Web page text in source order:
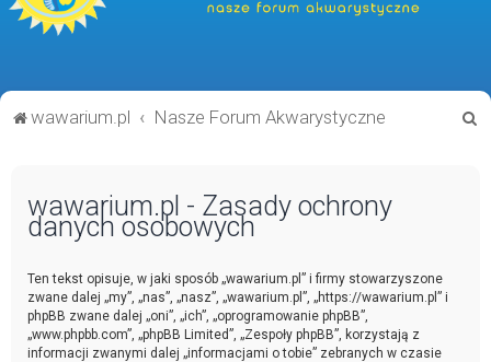
wawarium.pl Nasze Forum Akwarystyczne
wawarium.pl - Zasady ochrony
danych osobowych
Ten tekst opisuje, w jaki sposób „wawarium.pl” i firmy stowarzyszone
zwane dalej „my”, „nas”, „nasz”, „wawarium.pl”, „https://wawarium.pl” i
phpBB zwane dalej „oni”, „ich”, „oprogramowanie phpBB”,
„www.phpbb.com”, „phpBB Limited”, „Zespoły phpBB”, korzystają z
informacji zwanymi dalej „informacjami o tobie” zebranych w czasie